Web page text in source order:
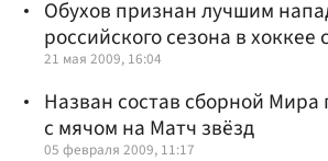
Обухов признан лучшим
российского сезона в хоккее
21 мая 2009, 16:04
Назван состав сборной Мира
с мячом на Матч звёзд
05 февраля 2009, 11:17